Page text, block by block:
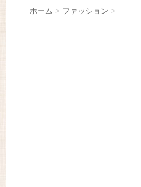
ホーム > ファッション >